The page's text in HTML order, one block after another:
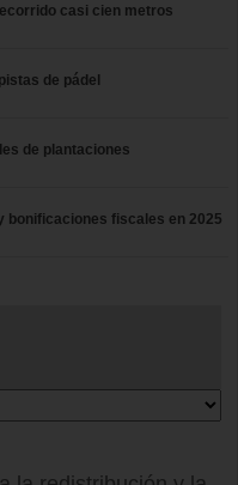
casi cien metros
de pádel
de plantaciones
bonificaciones fiscales en 2025